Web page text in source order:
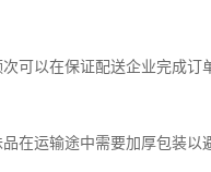
可以在保证配送企业完成订
在运输途中需要加厚包装以